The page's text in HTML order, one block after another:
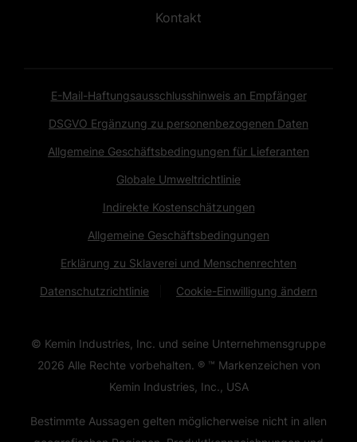
Kontakt
E-Mail-Haftungsausschlusshinweis an Empfänger
DSGVO Ergänzung zu personenbezogenen Daten
Allgemeine Geschäftsbedingungen für Lieferanten
Globale Umweltrichtlinie
Indirekte Kostenschätzungen
Allgemeine Geschäftsbedingungen
Erklärung zu Sklaverei und Menschenrechten
Datenschutzrichtlinie Cookie-Einwilligung ändern
© Kemin Industries, Inc. und seine Unternehmensgruppe
2026 Alle Rechte vorbehalten. ® ™ Markenzeichen von
Kemin Industries, Inc., USA
Bestimmte Aussagen gelten möglicherweise nicht in allen